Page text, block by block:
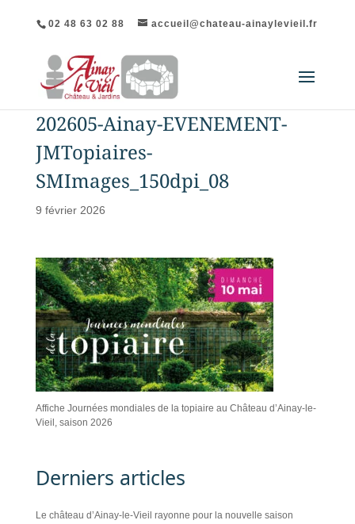
02 48 63 02 88 accueil@chateau-ainaylevieil.fr
202605-Ainay-EVENEMENT-
JMTopiaires-
SMImages_150dpi_08
9 février 2026
Affiche Journées mondiales de la topiaire au Château d’Ainay-le-
Vieil, saison 2026
Derniers articles
Le château d’Ainay-le-Vieil rayonne pour la nouvelle saison